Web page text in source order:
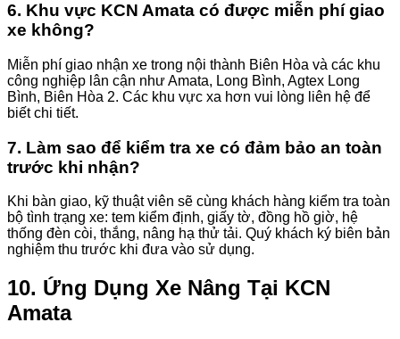
6. Khu vực KCN Amata có được miễn phí giao
xe không?
Miễn phí giao nhận xe trong nội thành Biên Hòa và các khu
công nghiệp lân cận như Amata, Long Bình, Agtex Long
Bình, Biên Hòa 2. Các khu vực xa hơn vui lòng liên hệ để
biết chi tiết.
7. Làm sao để kiểm tra xe có đảm bảo an toàn
trước khi nhận?
Khi bàn giao, kỹ thuật viên sẽ cùng khách hàng kiểm tra toàn
bộ tình trạng xe: tem kiểm định, giấy tờ, đồng hồ giờ, hệ
thống đèn còi, thắng, nâng hạ thử tải. Quý khách ký biên bản
nghiệm thu trước khi đưa vào sử dụng.
10. Ứng Dụng Xe Nâng Tại KCN
Amata